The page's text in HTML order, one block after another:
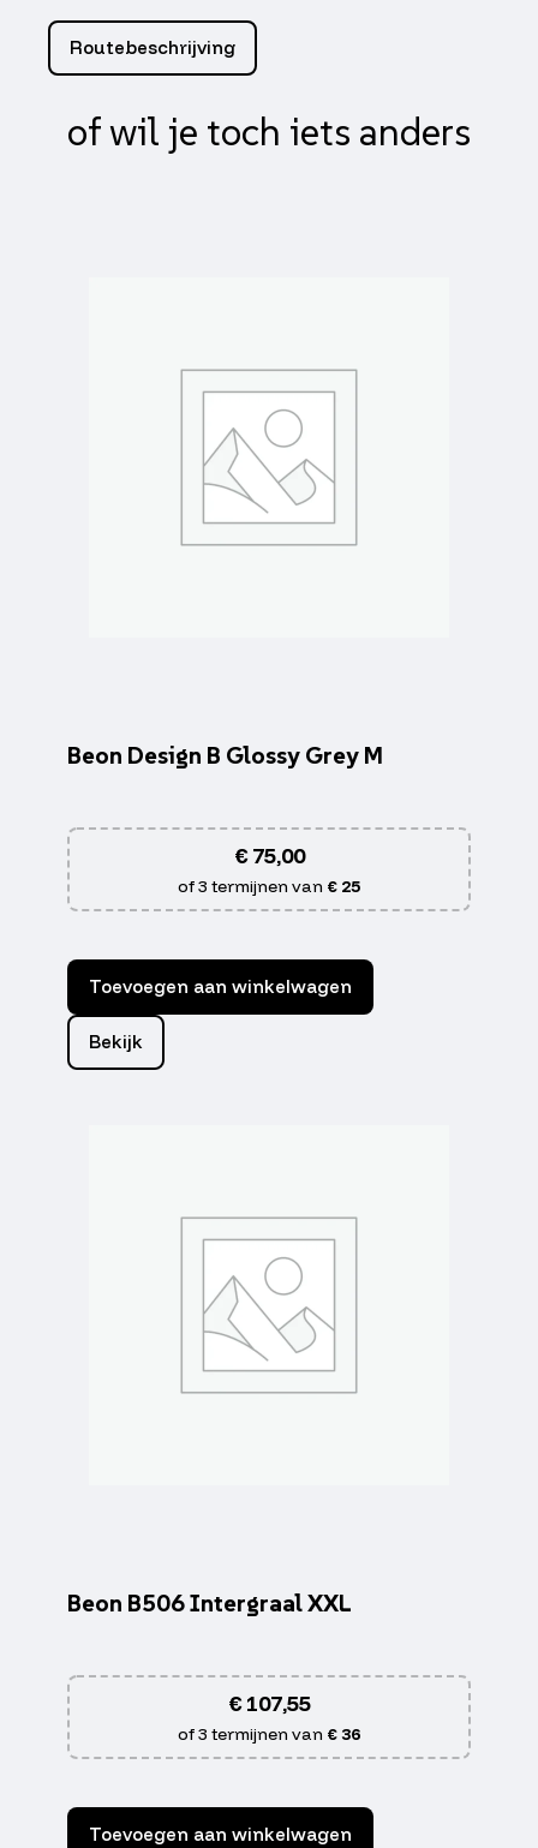
Routebeschrijving
of wil je toch iets anders
Beon Design B Glossy Grey M
€75,00
of 3 termijnen van € 25
Toevoegen aan winkelwagen
Bekijk
Beon B506 Intergraal XXL
€107,55
of 3 termijnen van € 36
Toevoegen aan winkelwagen